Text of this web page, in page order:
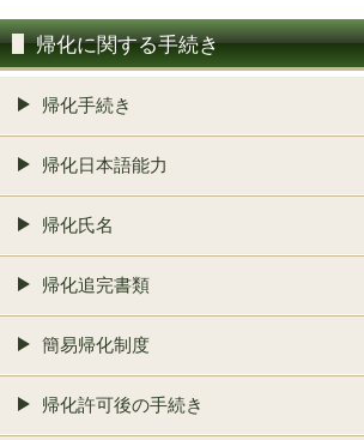
帰化に関する手続き
帰化手続き
帰化日本語能力
帰化氏名
帰化追完書類
簡易帰化制度
帰化許可後の手続き